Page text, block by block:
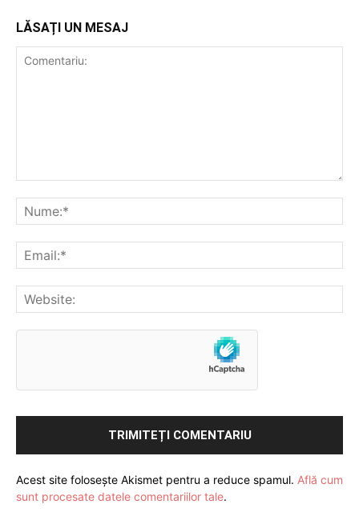
LĂSAȚI UN MESAJ
Acest site folosește Akismet pentru a reduce spamul. Află cum
sunt procesate datele comentariilor tale.